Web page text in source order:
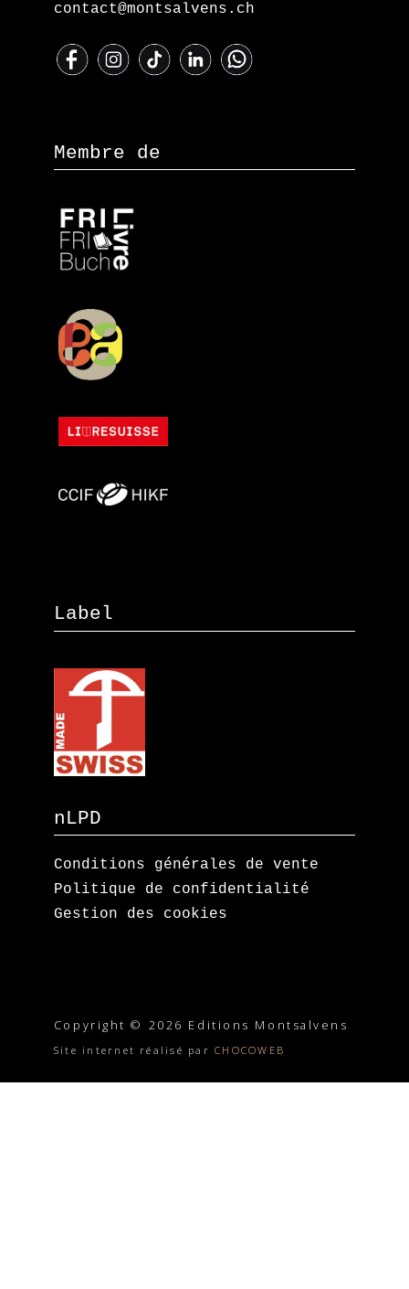
contact@montsalvens.ch
Membre de
Label
nLPD
Conditions générales de vente
Politique de confidentialité
Gestion des cookies
Copyright © 2026 Editions Montsalvens
Site internet réalisé parCHOCOWEB